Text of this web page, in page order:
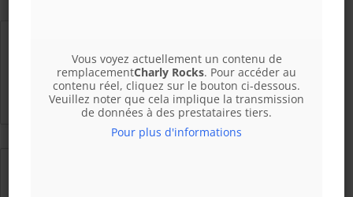
Temps plein
More Details
Vous voyez actuellement un contenu de
remplacementCharly Rocks. Pour accéder au
contenu réel, cliquez sur le bouton ci-dessous.
Veuillez noter que cela implique la transmission
de données à des prestataires tiers.
Pour plus d'informations